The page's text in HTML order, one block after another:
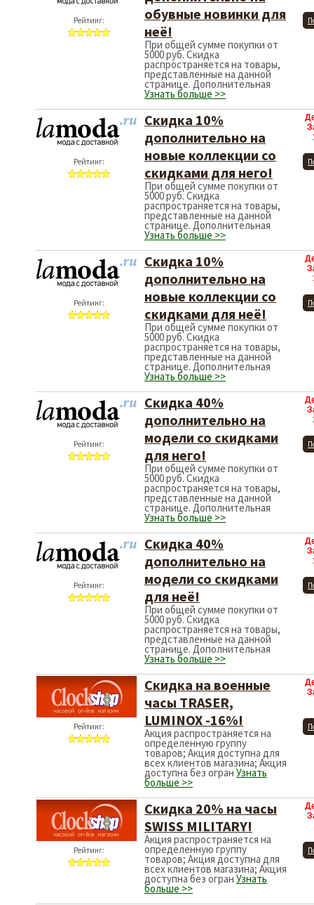
Рейтинг:
обувные новинки для
неё!
При общей сумме покупки от
5000 руб. Скидка
распространяется на товары,
представленные на данной
странице. Дополнительная
Узнать больше >>
Рейтинг:
Скидка 10%
дополнительно на
новые коллекции со
скидками для него!
При общей сумме покупки от
5000 руб. Скидка
распространяется на товары,
представленные на данной
странице. Дополнительная
Узнать больше >>
Рейтинг:
Скидка 10%
дополнительно на
новые коллекции со
скидками для неё!
При общей сумме покупки от
5000 руб. Скидка
распространяется на товары,
представленные на данной
странице. Дополнительная
Узнать больше >>
Рейтинг:
Скидка 40%
дополнительно на
модели со скидками
для него!
При общей сумме покупки от
5000 руб. Скидка
распространяется на товары,
представленные на данной
странице. Дополнительная
Узнать больше >>
Рейтинг:
Скидка 40%
дополнительно на
модели со скидками
для неё!
При общей сумме покупки от
5000 руб. Скидка
распространяется на товары,
представленные на данной
странице. Дополнительная
Узнать больше >>
Рейтинг:
Скидка на военные
часы TRASER,
LUMINOX -16%!
Акция распространяется на
определенную группу
товаров; Акция доступна для
всех клиентов магазина; Акция
доступна без огран Узнать
больше >>
Рейтинг:
Скидка 20% на часы
SWISS MILITARY!
Акция распространяется на
определенную группу
товаров; Акция доступна для
всех клиентов магазина; Акция
доступна без огран Узнать
больше >>